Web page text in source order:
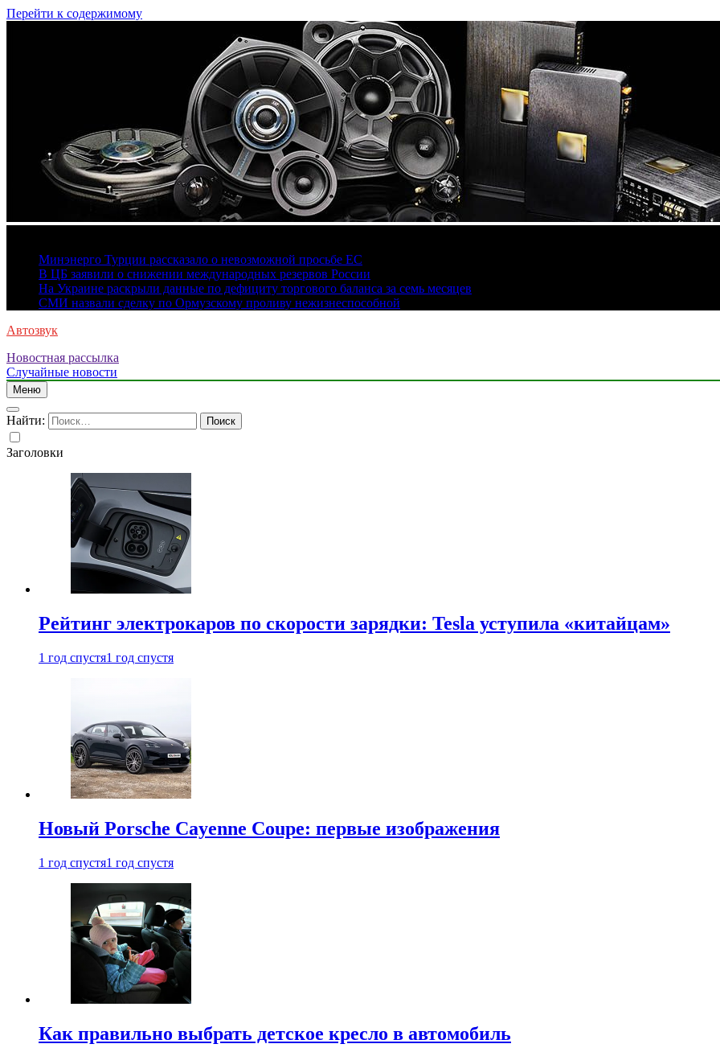
Перейти к содержимому
Минэнерго Турции рассказало о невозможной просьбе ЕС
В ЦБ заявили о снижении международных резервов России
На Украине раскрыли данные по дефициту торгового баланса за семь месяцев
СМИ назвали сделку по Ормузскому проливу нежизнеспособной
Автозвук
Новостная рассылка
Случайные новости
Меню
Найти:
Заголовки
Рейтинг электрокаров по скорости зарядки: Tesla уступила «китайцам»
1 год спустя1 год спустя
Новый Porsche Cayenne Coupe: первые изображения
1 год спустя1 год спустя
Как правильно выбрать детское кресло в автомобиль